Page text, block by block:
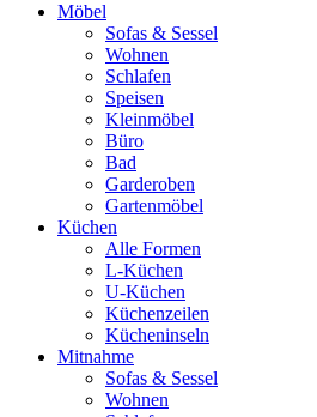
Möbel
Sofas & Sessel
Wohnen
Schlafen
Speisen
Kleinmöbel
Büro
Bad
Garderoben
Gartenmöbel
Küchen
Alle Formen
L-Küchen
U-Küchen
Küchenzeilen
Kücheninseln
Mitnahme
Sofas & Sessel
Wohnen